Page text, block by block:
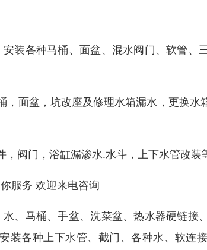
装各种马桶、面盆、混水阀门、软管、
，面盆，坑改座及修理水箱漏水，更换
阀门，浴缸漏渗水.水斗，上下水管改装
服务 欢迎来电咨询
水、马桶、手盆、洗菜盆、热水器硬链
装各种上下水管、截门、各种水、软连